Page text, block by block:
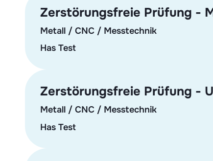
Zerstörungsfreie Prüfung -
Metall / CNC / Messtechnik
Has Test
Zerstörungsfreie Prüfung -
Metall / CNC / Messtechnik
Has Test